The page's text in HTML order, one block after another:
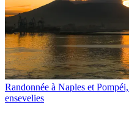
Randonnée à Naples et
ensevelies